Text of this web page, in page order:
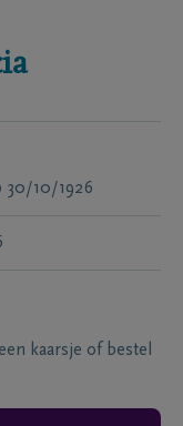
30/10/1926
kaarsje of bestel